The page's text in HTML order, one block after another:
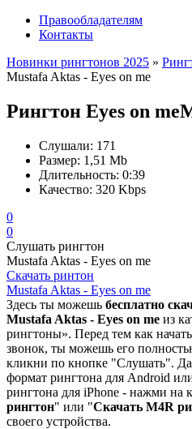
Правообладателям
Контакты
Новинки рингтонов 2025 »
Mustafa Aktas - Eyes on me
Рингтон Eyes on me
Слушали: 171
Размер: 1,51 Mb
Длительность: 0:39
Качество: 320 Kbps
0
0
Слушать рингтон
Mustafa Aktas - Eyes on me
Скачать ринтон
Mustafa Aktas - Eyes on me
Здесь ты можешь бесплатно
Mustafa Aktas - Eyes on me из
рингтоны». Перед тем как
звонок, ты можешь его
кликни по кнопке "Слушать".
формат рингтона для Android
рингтона для iPhone - нажми на
рингтон" или "Скачать M4R
своего устройства.